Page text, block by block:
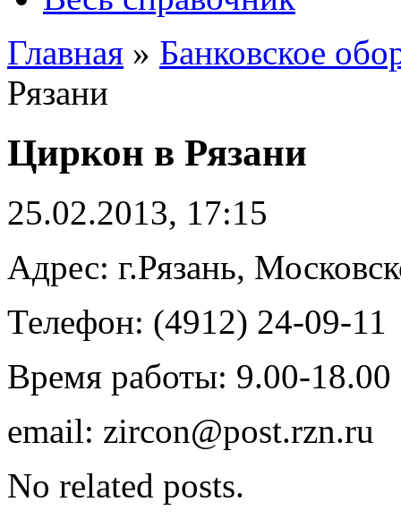
Главная » Банковское
Рязани
Циркон в Рязани
25.02.2013, 17:15
Адрес: г.Рязань,
Телефон: (4912) 24-09-11
Время работы: 9.00-18.00
email: zircon@post.rzn.ru
No related posts.